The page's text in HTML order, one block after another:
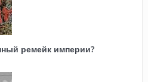
ремейк империи?